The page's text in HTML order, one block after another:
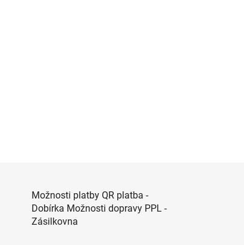
Možnosti platby QR platba -
Dobírka Možnosti dopravy PPL -
Zásilkovna